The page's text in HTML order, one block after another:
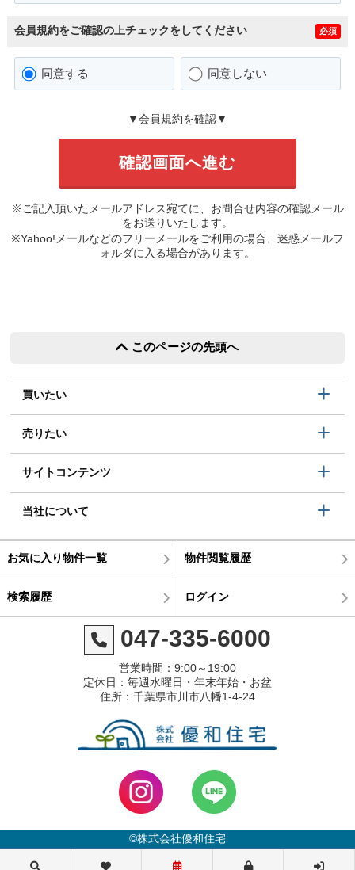
会員規約をご確認の上チェックをしてください 必須
同意する 同意しない
▼会員規約を確認▼
※ご記入頂いたメールアドレス宛てに、お問合せ内容の確認メール
をお送りいたします。
※Yahoo!メールなどのフリーメールをご利用の場合、迷惑メールフ
ォルダに入る場合があります。
このページの先頭へ
買いたい
売りたい
サイトコンテンツ
当社について
お気に入り物件一覧 物件閲覧履歴
検索履歴 ログイン
047-335-6000
営業時間：9:00～19:00
定休日：毎週水曜日・年末年始・お盆
住所：千葉県市川市八幡1-4-24
©株式会社優和住宅